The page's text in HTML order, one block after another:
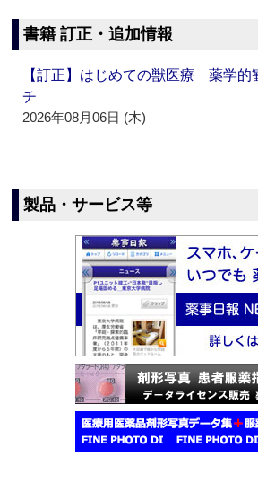
書籍 訂正・追加情報
【訂正】はじめての獣医療 薬学的
チ
2026年08月06日 (木)
製品・サービス等